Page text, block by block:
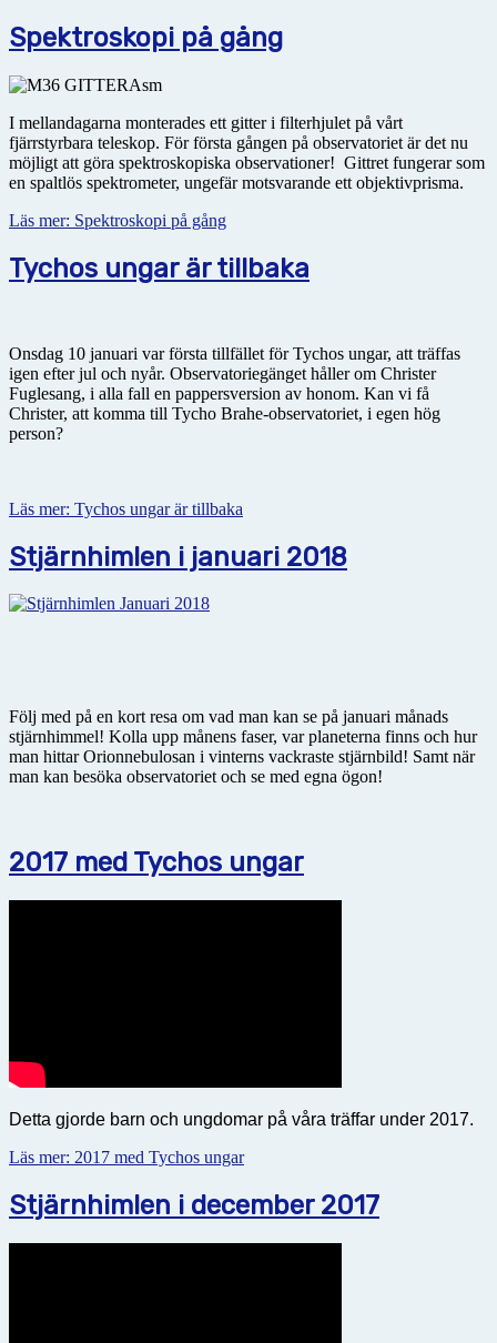
Spektroskopi på gång
I mellandagarna monterades ett gitter i filterhjulet på vårt
fjärrstyrbara teleskop. För första gången på observatoriet är det nu
möjligt att göra spektroskopiska observationer! Gittret fungerar som
en spaltlös spektrometer, ungefär motsvarande ett objektivprisma.
Läs mer: Spektroskopi på gång
Tychos ungar är tillbaka
Onsdag 10 januari var första tillfället för Tychos ungar, att träffas
igen efter jul och nyår. Observatoriegänget håller om Christer
Fuglesang, i alla fall en pappersversion av honom. Kan vi få
Christer, att komma till Tycho Brahe-observatoriet, i egen hög
person?
Läs mer: Tychos ungar är tillbaka
Stjärnhimlen i januari 2018
Följ med på en kort resa om vad man kan se på januari månads
stjärnhimmel! Kolla upp månens faser, var planeterna finns och hur
man hittar Orionnebulosan i vinterns vackraste stjärnbild! Samt när
man kan besöka observatoriet och se med egna ögon!
2017 med Tychos ungar
Detta gjorde barn och ungdomar på våra träffar under 2017.
Läs mer: 2017 med Tychos ungar
Stjärnhimlen i december 2017